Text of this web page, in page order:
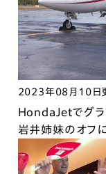
2023年08月10日
HondaJetでグラ
岩井姉妹のオフ